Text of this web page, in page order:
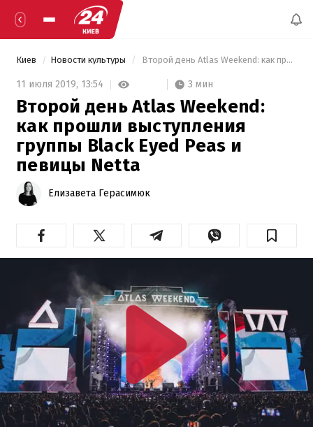
Киев Новости культуры Второй день Atlas Weekend: как прошли выступления группы Black Eyed Peas и певицы Netta
11 июля 2019, 13:54 3 мин
Второй день Atlas Weekend:
как прошли выступления
группы Black Eyed Peas и
певицы Netta
Елизавета Герасимюк